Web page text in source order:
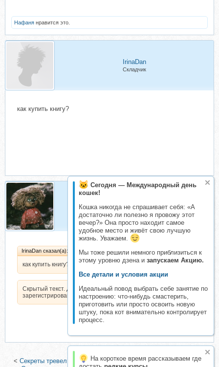
Сегодня — Международный день
кошек!
Кошка никогда не спрашивает себя: «А
достаточно ли полезно я провожу этот
вечер?» Она просто находит самое
удобное место и живёт свою лучшую
жизнь. Уважаем.
Мы тоже решили немного приблизиться к
этому уровню дзена и запускаем Акцию.
Все детали и условия акции
Идеальный повод выбрать себе занятие по
настроению: что-нибудь смастерить,
приготовить или просто освоить новую
штуку, пока кот внимательно контролирует
процесс.
На короткое время рассказываем где
Нафаня нравится это.
IrinaDan
Складчик
как купить книгу?
Организатор складчин
IrinaDan сказал(а):
как купить книгу?
Скрытый текст. Доступен только
зарегистрированным пользователям.
< Секреты тревел блогинга: как зарабатывать на путешествиях